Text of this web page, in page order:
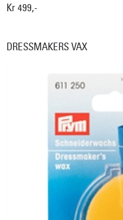
Kr 499,-
DRESSMAKERS VAX